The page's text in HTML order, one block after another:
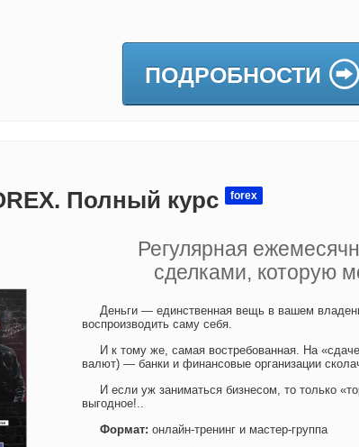
ПОДРОБНОСТИ
Полный курс forex
Регулярная
сделками, которую
Деньги — единственная вещь в вашем
воспроизводить саму себя.
И к тому же, самая востребованная. На
валют) — банки и финансовые организации
И если уж заниматься бизнесом, то только
выгодное!..
Формат: онлайн-тренинг и мастер-группа